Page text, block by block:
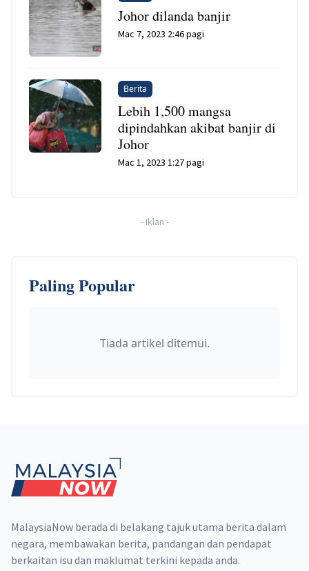
Johor dilanda banjir
Mac 7, 2023 2:46 pagi
Berita
Lebih 1,500 mangsa
dipindahkan akibat banjir di
Johor
Mac 1, 2023 1:27 pagi
- Iklan -
Paling Popular
Tiada artikel ditemui.
MalaysiaNow berada di belakang tajuk utama berita dalam
negara, membawakan berita, pandangan dan pendapat
berkaitan isu dan maklumat terkini kepada anda.